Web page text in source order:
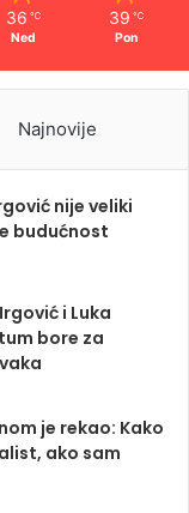
36 ℃
Ned
39 ℃
Pon
Najnovije
nije veliki
budućnost
i Luka
bore za
je rekao: Kako
ako sam